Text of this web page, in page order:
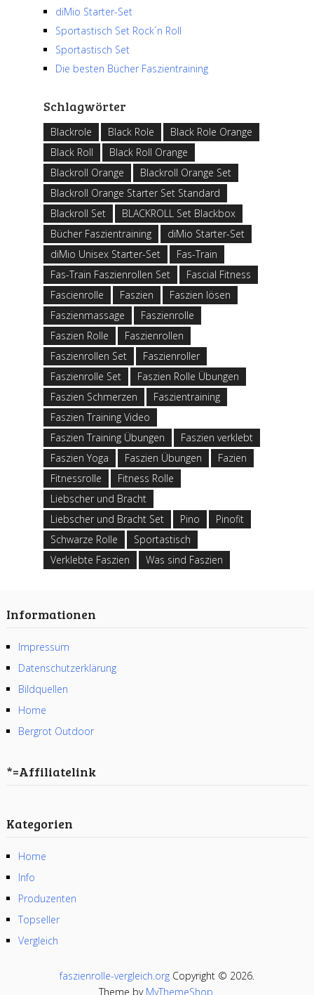
diMio Starter-Set
Sportastisch Set Rock´n Roll
Sportastisch Set
Die besten Bücher Faszientraining
Schlagwörter
Blackrole Black Role
Black Role Orange
Black Roll
Black Roll Orange
Blackroll Orange
Blackroll Orange Set
Blackroll Orange Starter Set Standard
Blackroll Set
BLACKROLL Set Blackbox
Bücher Faszientraining
diMio Starter-Set
diMio Unisex Starter-Set
Fas-Train
Fas-Train Faszienrollen Set
Fascial Fitness
Fascienrolle
Faszien
Faszien lösen
Faszienmassage
Faszienrolle
Faszien Rolle
Faszienrollen
Faszienrollen Set
Faszienroller
Faszienrolle Set
Faszien Rolle Übungen
Faszien Schmerzen
Faszientraining
Faszien Training Video
Faszien Training Übungen
Faszien verklebt
Faszien Yoga
Faszien Übungen
Fazien
Fitnessrolle
Fitness Rolle
Liebscher und Bracht
Liebscher und Bracht Set
Pino
Pinofit
Schwarze Rolle
Sportastisch
Verklebte Faszien
Was sind Faszien
Informationen
Impressum
Datenschutzerklärung
Bildquellen
Home
Bergrot Outdoor
*=Affiliatelink
Kategorien
Home
Info
Produzenten
Topseller
Vergleich
faszienrolle-vergleich.orgCopyright © 2026.
Theme by MyThemeShop